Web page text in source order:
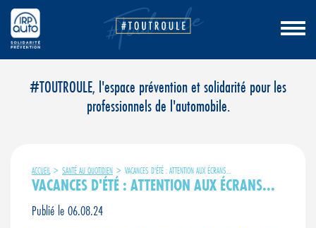
#TOUTROULE, l'espace prévention et solidarité pour les
professionnels de l'automobile.
ACCUEIL > SANTÉ AU QUOTIDIEN > VACANCES D'ÉTÉ : ATTENTION AUX ÉCRANS...
VACANCES D'ÉTÉ : ATTENTION AUX ÉCRANS...
Publié le 06.08.24